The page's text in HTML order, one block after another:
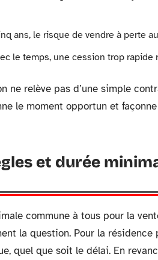
ans, le risque de vendre à perte
le temps, une cession trop
ne relève pas d’une simple
le moment opportun et
et durée
commune à tous pour la
la question. Pour la
quel que soit le délai. En